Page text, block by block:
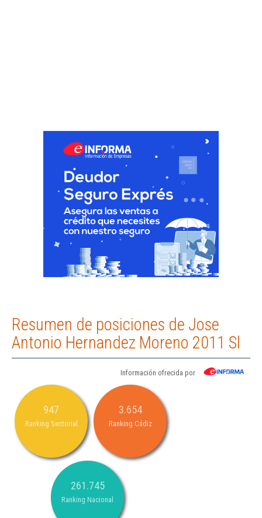
Resumen de posiciones de Jose
Antonio Hernandez Moreno 2011 Sl
Información ofrecida por
947
Ranking Sectorial
3.654
Ranking Cádiz
261.745
Ranking Nacional